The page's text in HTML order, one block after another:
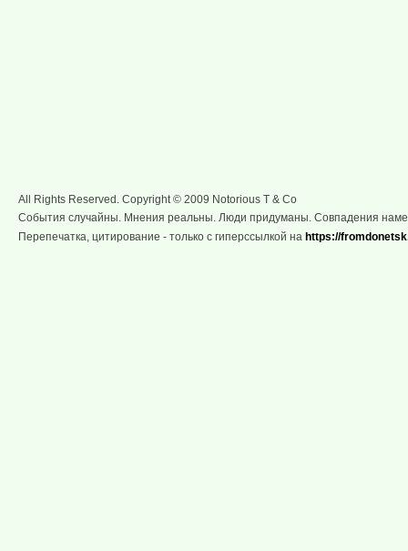
All Rights Reserved. Copyright © 2009 Notorious T & Co
События случайны. Мнения реальны. Люди придуманы. Совпадения
Перепечатка, цитирование - только с гиперссылкой на https://